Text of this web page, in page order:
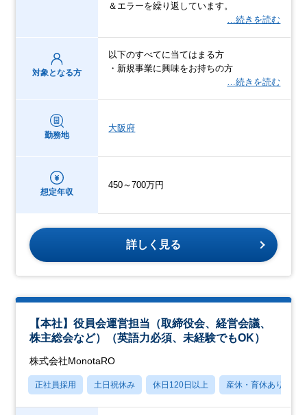
＆エラーを繰り返しています。
…続きを読む
対象となる方
以下のすべてに当てはまる方
・新規事業に興味をお持ちの方
…続きを読む
勤務地
大阪府
想定年収
450～700万円
詳しく見る
【本社】役員会運営担当（取締役会、経営会議、
株主総会など）（英語力必須、未経験でもOK）
株式会社MonotaRO
正社員採用 土日祝休み 休日120日以上 産休・育休あり